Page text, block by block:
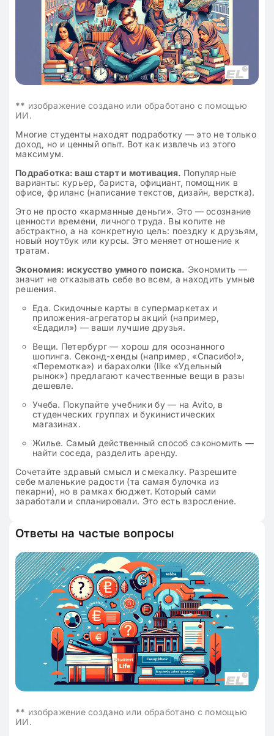
** изображение создано или обработано с помощью
ИИ.
Многие студенты находят подработку — это не только
доход, но и ценный опыт. Вот как извлечь из этого
максимум.
Подработка: ваш старт и мотивация. Популярные
варианты: курьер, бариста, официант, помощник в
офисе, фриланс (написание текстов, дизайн, верстка).
Это не просто «карманные деньги». Это — осознание
ценности времени, личного труда. Вы копите не
абстрактно, а на конкретную цель: поездку к друзьям,
новый ноутбук или курсы. Это меняет отношение к
тратам.
Экономия: искусство умного поиска. Экономить —
значит не отказывать себе во всем, а находить умные
решения.
Еда. Скидочные карты в супермаркетах и
приложения-агрегаторы акций (например,
«Едадил») — ваши лучшие друзья.
Вещи. Петербург — хорош для осознанного
шопинга. Секонд-хенды (например, «Спасибо!»,
«Перемотка») и барахолки (like «Удельный
рынок») предлагают качественные вещи в разы
дешевле.
Учеба. Покупайте учебники бу — на Avito, в
студенческих группах и букинистических
магазинах.
Жилье. Самый действенный способ сэкономить —
найти соседа, разделить аренду.
Сочетайте здравый смысл и смекалку. Разрешите
себе маленькие радости (та самая булочка из
пекарни), но в рамках бюджет. Который сами
заработали и спланировали. Это есть взросление.
Ответы на частые вопросы
** изображение создано или обработано с помощью
ИИ.